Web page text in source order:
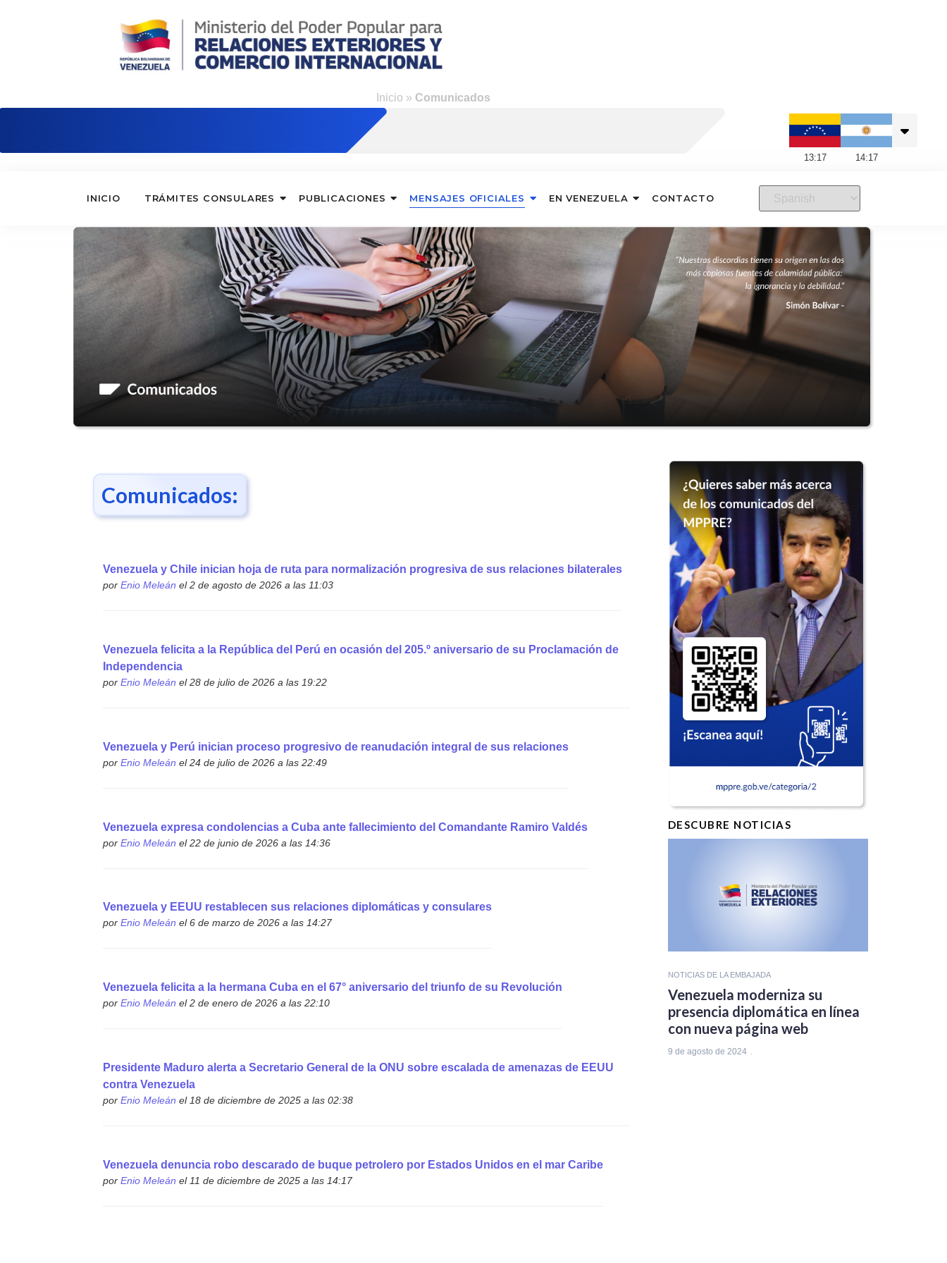
Inicio » Comunicados
13:17 14:17
INICIO TRÁMITES CONSULARES PUBLICACIONES MENSAJES OFICIALES EN VENEZUELA CONTACTO
Comunicados:
Venezuela y Chile inician hoja de ruta para normalización progresiva de sus relaciones bilaterales
porEnio Meleán el 2 de agosto de 2026 a las 11:03
Venezuela felicita a la República del Perú en ocasión del 205.º aniversario de su Proclamación de
Independencia
porEnio Meleán el 28 de julio de 2026 a las 19:22
Venezuela y Perú inician proceso progresivo de reanudación integral de sus relaciones
porEnio Meleán el 24 de julio de 2026 a las 22:49
Venezuela expresa condolencias a Cuba ante fallecimiento del Comandante Ramiro Valdés
porEnio Meleán el 22 de junio de 2026 a las 14:36
Venezuela y EEUU restablecen sus relaciones diplomáticas y consulares
porEnio Meleán el 6 de marzo de 2026 a las 14:27
Venezuela felicita a la hermana Cuba en el 67° aniversario del triunfo de su Revolución
porEnio Meleán el 2 de enero de 2026 a las 22:10
Presidente Maduro alerta a Secretario General de la ONU sobre escalada de amenazas de EEUU
contra Venezuela
porEnio Meleán el 18 de diciembre de 2025 a las 02:38
Venezuela denuncia robo descarado de buque petrolero por Estados Unidos en el mar Caribe
porEnio Meleán el 11 de diciembre de 2025 a las 14:17
DESCUBRE NOTICIAS
NOTICIAS DE LA EMBAJADA
Venezuela moderniza su
presencia diplomática en línea
con nueva página web
9 de agosto de 2024